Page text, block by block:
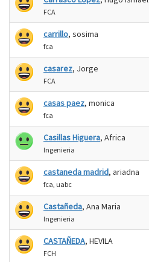
FCA
carrillo, sosima
fca
casarez, Jorge
FCA
casas paez, monica
fca
Casillas Higuera, Africa
Ingenieria
castaneda madrid, ariadna
fca, uabc
Castañeda, Ana Maria
Ingenieria
CASTAÑEDA, HEVILA
FCH